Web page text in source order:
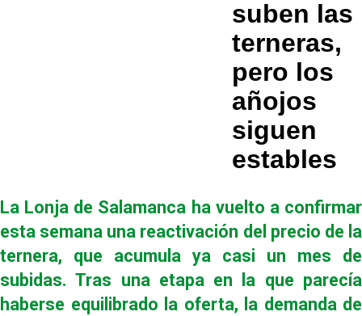
suben las
terneras,
pero los
añojos
siguen
estables
La Lonja de Salamanca ha vuelto a confirmar
esta semana una reactivación del precio de la
ternera, que acumula ya casi un mes de
subidas. Tras una etapa en la que parecía
haberse equilibrado la oferta, la demanda de